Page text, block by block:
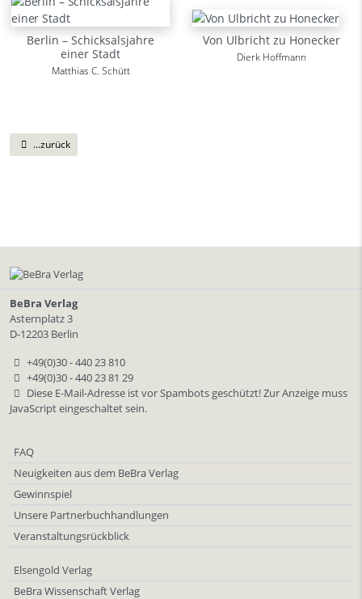
Berlin – Schicksalsjahre
einer Stadt
Matthias C. Schütt
Von Ulbricht zu Honecker
Dierk Hoffmann
...zurück
BeBra Verlag
Asternplatz 3
D-12203 Berlin
+49(0)30 - 440 23 810
+49(0)30 - 440 23 81 29
Diese E-Mail-Adresse ist vor Spambots geschützt! Zur Anzeige muss
JavaScript eingeschaltet sein.
FAQ
Neuigkeiten aus dem BeBra Verlag
Gewinnspiel
Unsere Partnerbuchhandlungen
Veranstaltungsrückblick
Elsengold Verlag
BeBra Wissenschaft Verlag